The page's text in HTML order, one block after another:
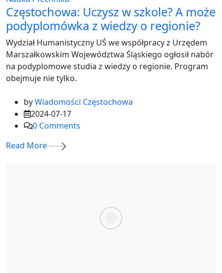
Częstochowa: Uczysz w szkole? A może
podyplomówka z wiedzy o regionie?
Wydział Humanistyczny UŚ we współpracy z Urzędem
Marszałkowskim Województwa Śląskiego ogłosił nabór
na podyplomowe studia z wiedzy o regionie. Program
obejmuje nie tylko.
byWiadomości Częstochowa
2024-07-17
0 Comments
Read More